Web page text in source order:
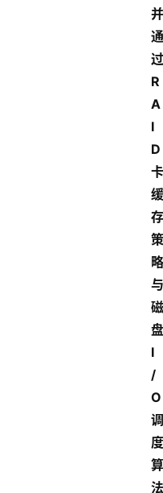
并
通
过
R
A
I
D
卡
缓
存
策
略
与
磁
盘
I
/
O
调
度
算
法